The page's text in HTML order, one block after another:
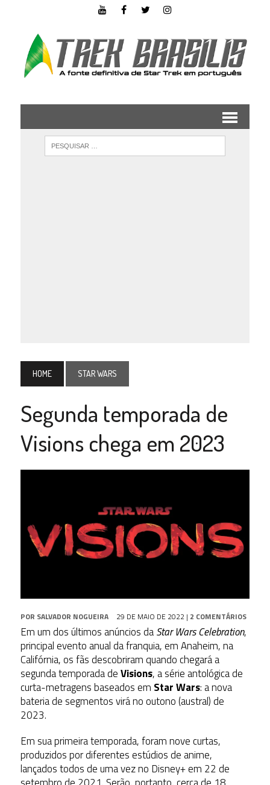
HOME STAR WARS
Segunda temporada de
Visions chega em 2023
POR SALVADOR NOGUEIRA 29 DE MAIO DE 2022 | 2 COMENTÁRIOS
Em um dos últimos anúncios daStar Wars Celebration,
principal evento anual da franquia, em Anaheim, na
Califórnia, os fãs descobriram quando chegará a
segunda temporada deVisions, a série antológica de
curta-metragens baseados em Star Wars: a nova
bateria de segmentos virá no outono (austral) de
2023.
Em sua primeira temporada, foram nove curtas,
produzidos por diferentes estúdios de anime,
lançados todos de uma vez no Disney+ em 22 de